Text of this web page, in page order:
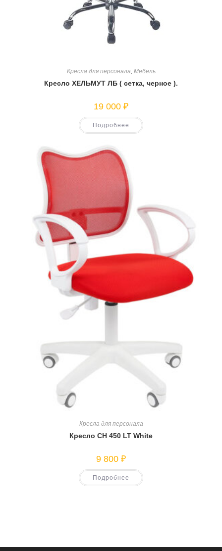
Кресла для персонала, Мебель
Кресло ХЕЛЬМУТ ЛБ ( сетка, черное ).
19 000 ₽
Подробнее
Кресла для персонала
Кресло CH 450 LT White
9 800 ₽
Подробнее